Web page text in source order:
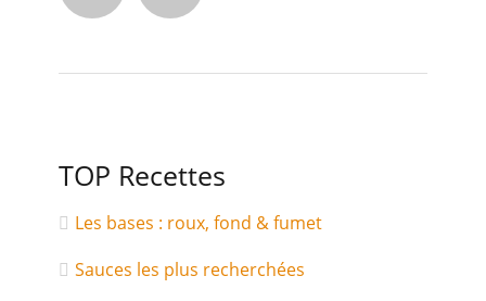
TOP Recettes
Les bases : roux, fond & fumet
Sauces les plus recherchées